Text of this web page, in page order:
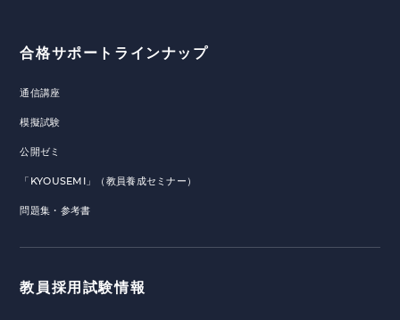
合格サポートラインナップ
通信講座
模擬試験
公開ゼミ
「KYOUSEMI」（教員養成セミナー）
問題集・参考書
教員採用試験情報